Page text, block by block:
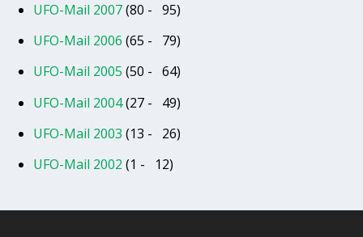
UFO-Mail 2007(80 - 95)
UFO-Mail 2006 (65 - 79)
UFO-Mail 2005 (50 - 64)
UFO-Mail 2004(27 - 49)
UFO-Mail 2003 (13 - 26)
UFO-Mail 2002 (1 - 12)